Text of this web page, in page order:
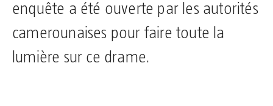
enquête a été ouverte par les autorités
camerounaises pour faire toute la
lumière sur ce drame.